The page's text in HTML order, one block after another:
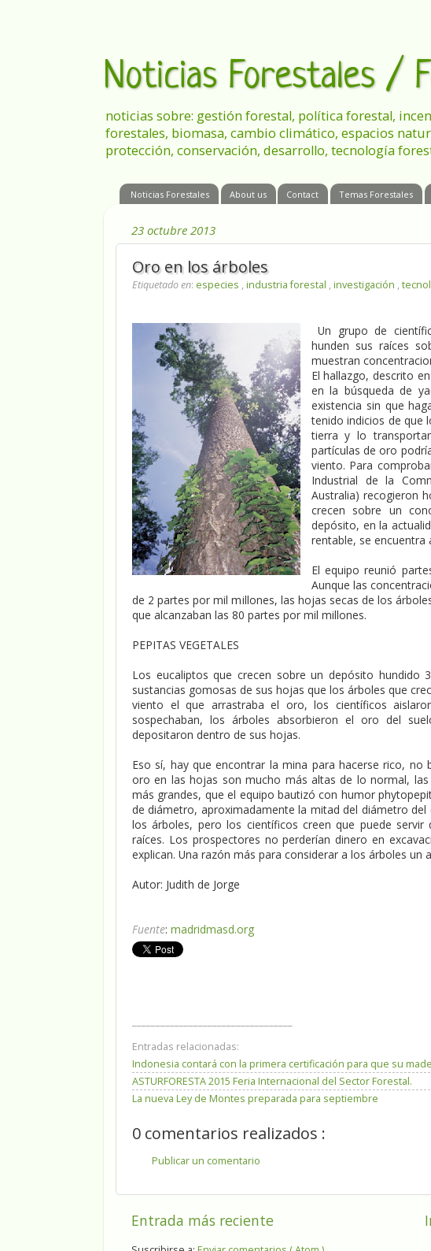
Noticias Forestales /
noticias sobre: gestión forestal, política forestal,
forestales, biomasa, cambio climático, espacios
protección, conservación, desarrollo, tecnología
Noticias Forestales About us Contact Temas Forestales
23 octubre 2013
Oro en los árboles
Etiquetado en: especies , industria forestal , investigación ,
Un grupo de
hunden sus raíces
muestran
El hallazgo, descrito
en la búsqueda de
existencia sin que
tenido indicios de que
tierra y lo
partículas de oro
viento. Para
Industrial de la
Australia) recogieron
crecen sobre un
depósito, en la
rentable, se
El equipo reunió
Aunque las
de 2 partes por mil millones, las hojas secas de los
que alcanzaban las 80 partes por mil millones.
PEPITAS VEGETALES
Los eucaliptos que crecen sobre un depósito
sustancias gomosas de sus hojas que los árboles que
viento el que arrastraba el oro, los científicos
sospechaban, los árboles absorbieron el oro del
depositaron dentro de sus hojas.
Eso sí, hay que encontrar la mina para hacerse rico,
oro en las hojas son mucho más altas de lo normal,
más grandes, que el equipo bautizó con humor
de diámetro, aproximadamente la mitad del diámetro
los árboles, pero los científicos creen que puede
raíces. Los prospectores no perderían dinero en
explican. Una razón más para considerar a los árboles un
Autor: Judith de Jorge
Fuente: madridmasd.org
Entradas relacionadas:
Indonesia contará con la primera certificación para que su
ASTURFORESTA 2015 Feria Internacional del Sector Forestal.
La nueva Ley de Montes preparada para septiembre
0 comentarios realizados :
Publicar un comentario
Entrada más reciente